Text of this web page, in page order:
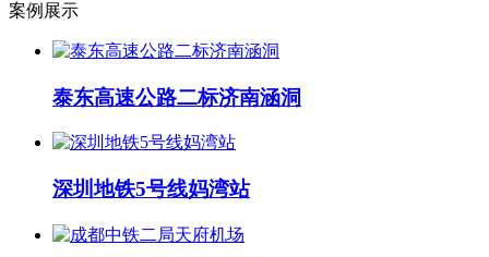
案例展示
泰东高速公路二标济南涵洞
深圳地铁5号线妈湾站